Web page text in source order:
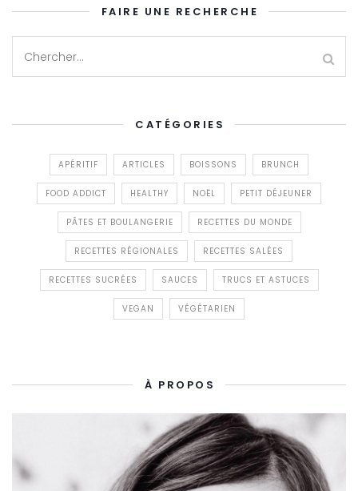
FAIRE UNE RECHERCHE
CATÉGORIES
APÉRITIF ARTICLES BOISSONS BRUNCH
FOOD ADDICT HEALTHY NOËL PETIT DÉJEUNER
PÂTES ET BOULANGERIE RECETTES DU MONDE
RECETTES RÉGIONALES RECETTES SALÉES
RECETTES SUCRÉES SAUCES TRUCS ET ASTUCES
VEGAN VÉGÉTARIEN
À PROPOS